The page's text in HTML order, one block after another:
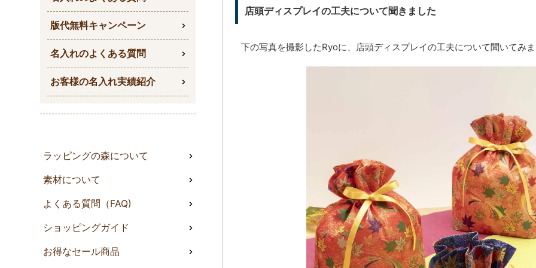
版代無料キャンペーン
名入れのよくある質問
お客様の名入れ実績紹介
ラッピングの森について
素材について
よくある質問（FAQ)
ショッピングガイド
お得なセール商品
店頭ディスプレイの工夫について聞きました
下の写真を撮影したRyoに、店頭ディスプレイの工夫について聞いてみ